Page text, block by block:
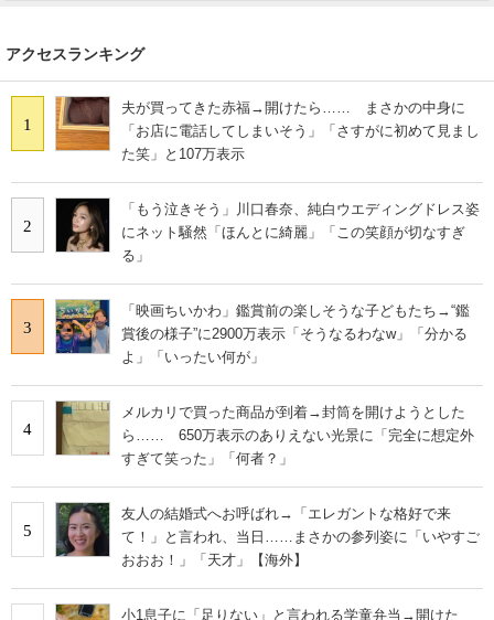
アクセスランキング
1
夫が買ってきた赤福→開けたら…… まさかの中身に
「お店に電話してしまいそう」「さすがに初めて見まし
た笑」と107万表示
2
「もう泣きそう」川口春奈、純白ウエディングドレス姿
にネット騒然「ほんとに綺麗」「この笑顔が切なすぎ
る」
3
「映画ちいかわ」鑑賞前の楽しそうな子どもたち→“鑑
賞後の様子”に2900万表示「そうなるわなw」「分かる
よ」「いったい何が」
4
メルカリで買った商品が到着→封筒を開けようとした
ら…… 650万表示のありえない光景に「完全に想定外
すぎて笑った」「何者？」
5
友人の結婚式へお呼ばれ→「エレガントな格好で来
て！」と言われ、当日……まさかの参列姿に「いやすご
おおお！」「天才」【海外】
小1息子に「足りない」と言われる学童弁当→開けた